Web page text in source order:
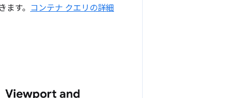
す。 コンテナ クエリの詳細